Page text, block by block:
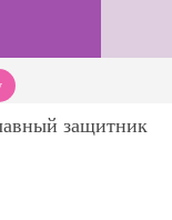
защитник